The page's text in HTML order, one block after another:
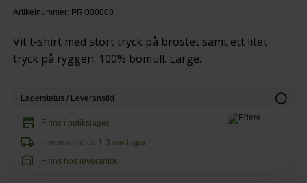
Artikelnummer: PRI000008
Vit t-shirt med stort tryck på bröstet samt ett litet
tryck på ryggen. 100% bomull. Large.
Lagerstatus / Leveranstid info
store Finns i butikslager.
local_shipping Leveranstid ca 1-3 vardagar.
warehouse Finns hos leverantör.